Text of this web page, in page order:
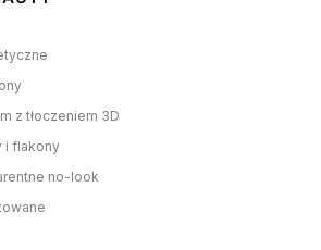
z tłoczeniem 3D
i flakony
no-look